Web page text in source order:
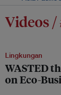
Videos
Lingkungan
WASTED
on Eco-